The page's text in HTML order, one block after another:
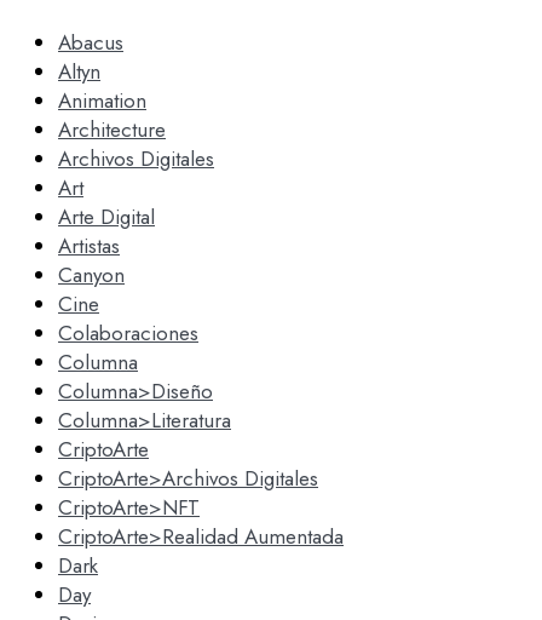
Abacus
Altyn
Animation
Architecture
Archivos Digitales
Art
Arte Digital
Artistas
Canyon
Cine
Colaboraciones
Columna
Columna>Diseño
Columna>Literatura
CriptoArte
CriptoArte>Archivos Digitales
CriptoArte>NFT
CriptoArte>Realidad Aumentada
Dark
Day